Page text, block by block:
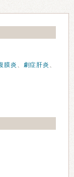
膜炎 、 劇症肝炎 、